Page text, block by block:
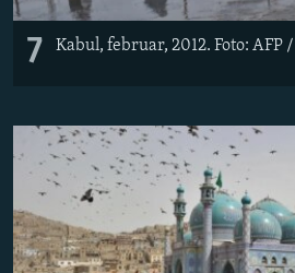
7 Kabul, februar, 2012. Foto: AFP